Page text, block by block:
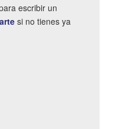
escribir un
si no tienes ya